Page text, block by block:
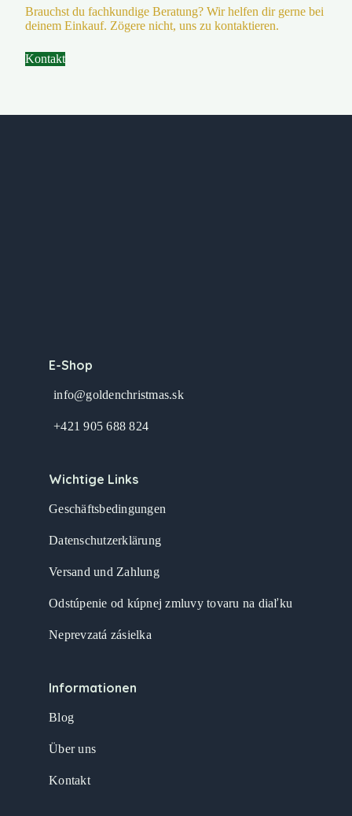
Brauchst du fachkundige Beratung? Wir helfen dir gerne bei
deinem Einkauf. Zögere nicht, uns zu kontaktieren.
Kontakt
E-Shop
info@goldenchristmas.sk
+421 905 688 824
Wichtige Links
Geschäftsbedingungen
Datenschutzerklärung
Versand und Zahlung
Odstúpenie od kúpnej zmluvy tovaru na diaľku
Neprevzatá zásielka
Informationen
Blog
Über uns
Kontakt